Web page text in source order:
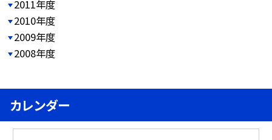
2011年度
2010年度
2009年度
2008年度
カレンダー